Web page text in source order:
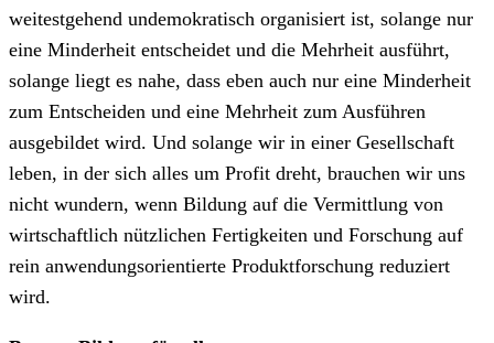
weitestgehend undemokratisch organisiert ist, solange nur
eine Minderheit entscheidet und die Mehrheit ausführt,
solange liegt es nahe, dass eben auch nur eine Minderheit
zum Entscheiden und eine Mehrheit zum Ausführen
ausgebildet wird. Und solange wir in einer Gesellschaft
leben, in der sich alles um Profit dreht, brauchen wir uns
nicht wundern, wenn Bildung auf die Vermittlung von
wirtschaftlich nützlichen Fertigkeiten und Forschung auf
rein anwendungsorientierte Produktforschung reduziert
wird.